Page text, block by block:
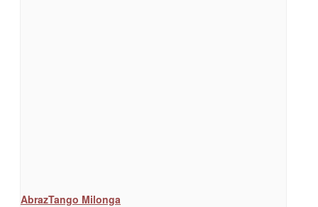
AbrazTango Milonga